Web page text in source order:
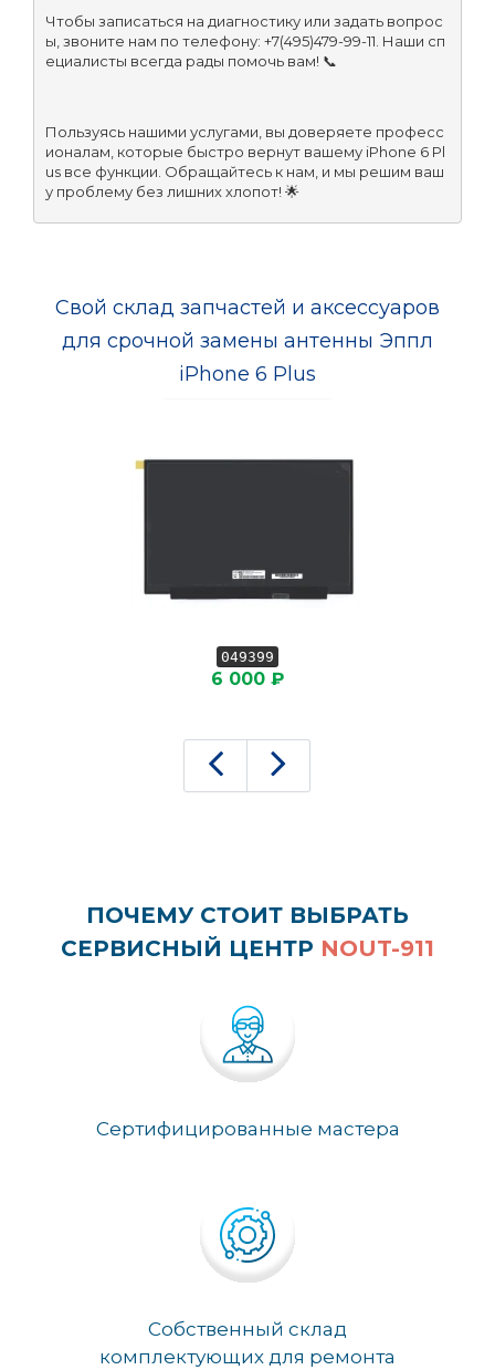
Чтобы записаться на диагностику или задать вопрос
ы, звоните нам по телефону: +7(495)479-99-11. Наши сп
ециалисты всегда рады помочь вам! 📞
Пользуясь нашими услугами, вы доверяете професс
ионалам, которые быстро вернут вашему iPhone 6 Pl
us все функции. Обращайтесь к нам, и мы решим ваш
у проблему без лишних хлопот! 🌟
Свой склад запчастей и аксессуаров
для срочной замены антенны Эппл
iPhone 6 Plus
049399
6 000 ₽
ПОЧЕМУ СТОИТ ВЫБРАТЬ
СЕРВИСНЫЙ ЦЕНТР NOUT-911
Сертифицированные мастера
Собственный склад
комплектующих для ремонта